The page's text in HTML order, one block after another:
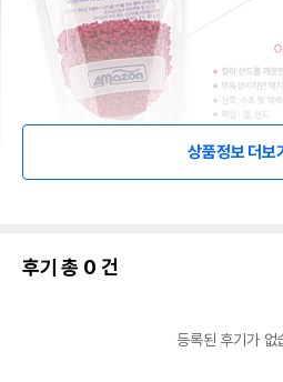
상품정보 더보
후기 총 0 건
등록된 후기가 없